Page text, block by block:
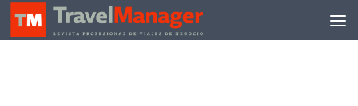
Debajo del contenido